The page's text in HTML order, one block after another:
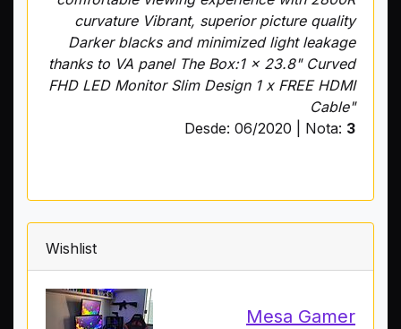
curvature Vibrant, superior picture quality
Darker blacks and minimized light leakage
thanks to VA panel The Box:1 x 23.8" Curved
FHD LED Monitor Slim Design 1 x FREE HDMI
Cable"
Desde: 06/2020 | Nota: 3
Wishlist
Mesa Gamer